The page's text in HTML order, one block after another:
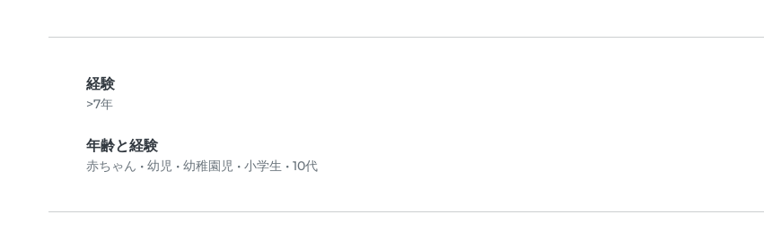
経験
>7年
年齢と経験
赤ちゃん • 幼児 • 幼稚園児 • 小学生 • 10代